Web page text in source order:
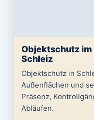
Objektschutz
Schleiz
Objektschutz in
Außenflächen und
Präsenz,
Abläufen.